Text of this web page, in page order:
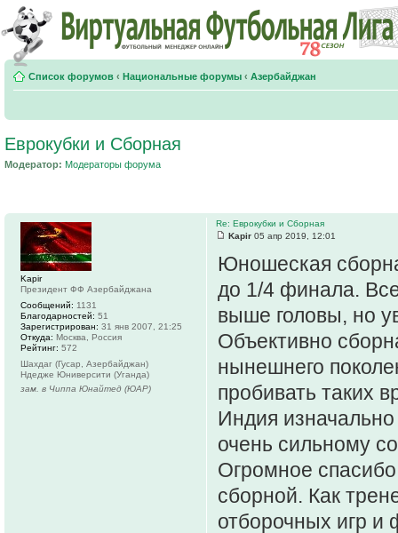
Список форумов ‹ Национальные форумы ‹ Азербайджан
Еврокубки и Сборная
Модератор: Модераторы форума
Re: Еврокубки и Сборная
Kapir 05 апр 2019, 12:01
Юношеская
до 1/4 финала.
выше головы, но
Объективно
нынешнего
пробивать таких
Индия
очень сильному
Огромное
сборной. Как
отборочных игр
Kapir
Президент ФФ Азербайджана
Сообщений: 1131
Благодарностей: 51
Зарегистрирован: 31 янв 2007, 21:25
Откуда: Москва, Россия
Рейтинг: 572
Шахдаг (Гусар, Азербайджан)
Ндедже Юниверсити (Уганда)
зам. в Чиппа Юнайтед (ЮАР)